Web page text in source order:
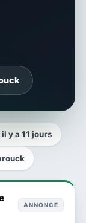
y a 11 jours
ANNONCE